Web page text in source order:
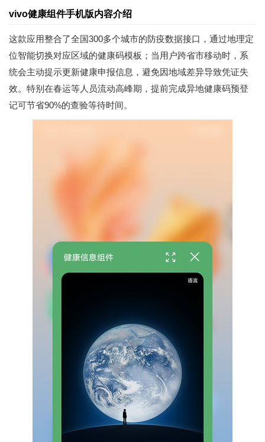
vivo健康组件手机版内容介绍
这款应用整合了全国300多个城市的防疫数据接口，通过地理定
位智能切换对应区域的健康码模板；当用户跨省市移动时，系
统会主动提示更新健康申报信息，避免因地域差异导致凭证失
效。特别在春运等人员流动高峰期，提前完成异地健康码预登
记可节省90%的查验等待时间。